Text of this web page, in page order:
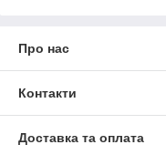
Про нас
Контакти
Доставка та оплата